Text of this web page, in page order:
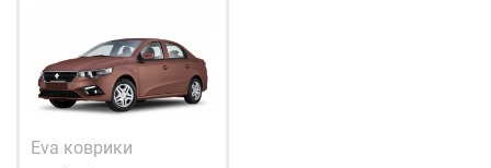
Eva коврики